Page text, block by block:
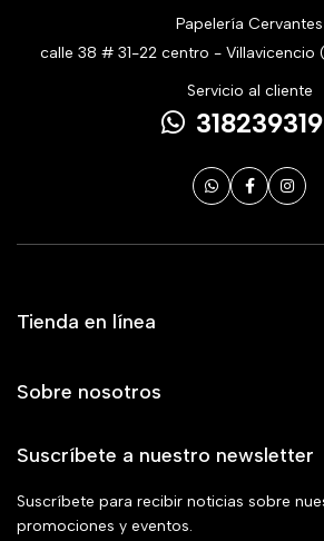
Papelería Cervantes
calle 38 # 31-22 centro -
Servicio al cliente
Tienda en línea
Sobre nosotros
Suscríbete a nuestro newsletter
Suscríbete para recibir noticias sobre
promociones y eventos.